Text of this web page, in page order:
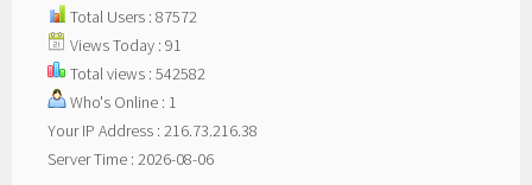
Total Users : 87572
Views Today : 91
Total views : 542582
Who's Online : 1
Your IP Address : 216.73.216.38
Server Time : 2026-08-06